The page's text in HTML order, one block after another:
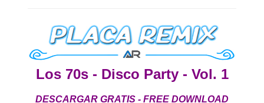
Los 70s - Disco Party - Vol. 1
DESCARGAR GRATIS - FREE DOWNLOAD